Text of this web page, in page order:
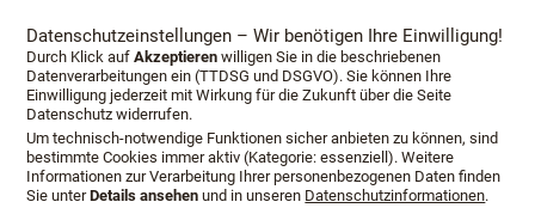
Datenschutzeinstellungen – Wir benötigen Ihre Einwilligung!
Durch Klick aufAkzeptieren willigen Sie in die beschriebenen
Datenverarbeitungen ein (TTDSG und DSGVO). Sie können Ihre
Einwilligung jederzeit mit Wirkung für die Zukunft über die Seite
Datenschutz widerrufen.
Um technisch-notwendige Funktionen sicher anbieten zu können, sind
bestimmte Cookies immer aktiv (Kategorie: essenziell). Weitere
Informationen zur Verarbeitung Ihrer personenbezogenen Daten finden
Sie unterDetails ansehen und in unseren Datenschutzinformationen.